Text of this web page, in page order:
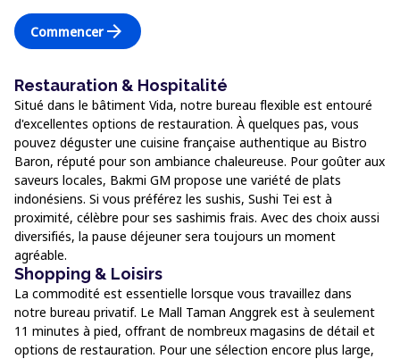
Commencerarrow_forward
Restauration & Hospitalité
Situé dans le bâtiment Vida, notre bureau flexible est entouré
d'excellentes options de restauration. À quelques pas, vous
pouvez déguster une cuisine française authentique au Bistro
Baron, réputé pour son ambiance chaleureuse. Pour goûter aux
saveurs locales, Bakmi GM propose une variété de plats
indonésiens. Si vous préférez les sushis, Sushi Tei est à
proximité, célèbre pour ses sashimis frais. Avec des choix aussi
diversifiés, la pause déjeuner sera toujours un moment
agréable.
Shopping & Loisirs
La commodité est essentielle lorsque vous travaillez dans
notre bureau privatif. Le Mall Taman Anggrek est à seulement
11 minutes à pied, offrant de nombreux magasins de détail et
options de restauration. Pour une sélection encore plus large,